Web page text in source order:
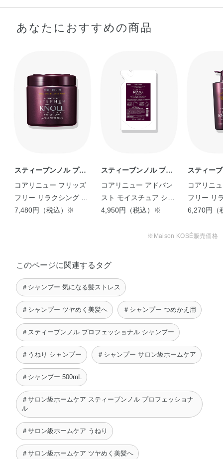
あなたにおすすめの商品
スティーブンノル プロ
フェッショナル
コアリニュー フリッズ
フリー リラクシング マ
スク ＜420g＞
7,480円（税込）※
スティーブンノル プロ
フェッショナル
コアリニュー アドバン
スト モイスチュア シャ
ンプー ＜500mL つめ
4,950円（税込）※
スティー
フェッシ
コアリニ
フリー リ
ャンプー
6,270円（
※Maison KOSÉ販売価格
このページに関連するタグ
＃シャンプー 気になる髪ストレス
＃シャンプー ツヤめく美髪へ ＃シャンプー つめかえ用
＃スティーブンノル プロフェッショナル シャンプー
＃うねり シャンプー ＃シャンプー サロン級ホームケア
＃シャンプー 500mL
＃サロン級ホームケア スティーブンノル プロフェッショナ
ル
＃サロン級ホームケア うねり
＃サロン級ホームケア ツヤめく美髪へ